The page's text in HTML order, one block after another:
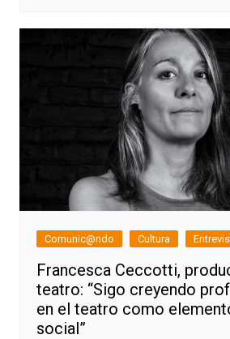
Comunic@ndo Cultura
Francesca Ceccotti,
teatro: “Sigo creyendo
en el teatro como
social”